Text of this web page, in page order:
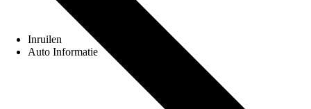
Inruilen
Auto Informatie